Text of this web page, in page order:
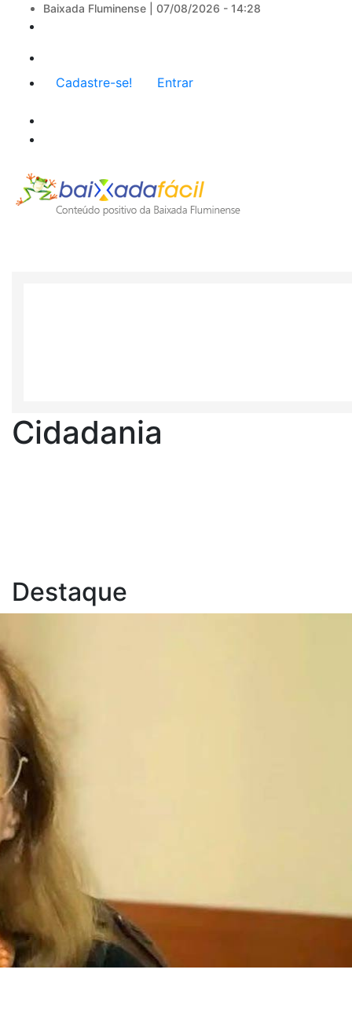
Baixada Fluminense | 07/08/2026 - 14:28
Menu
de
usuário
Cadastre-se! Entrar
Cidadania
Destaque